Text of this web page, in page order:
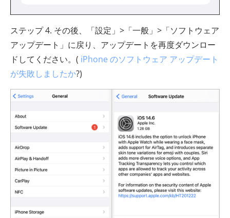
ステップ 4. その後、「設定」>「一般」>「ソフトウェア
アップデート」に戻り、アップデートを再度ダウンロー
ドしてください。( iPhone のソフトウェア アップデート
が失敗しましたか?)